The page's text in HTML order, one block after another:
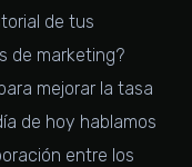
de tus
de marketing?
mejorar la tasa
de hoy hablamos
entre los